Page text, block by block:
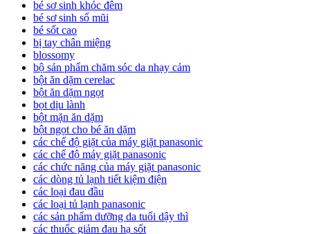
bé sơ sinh khóc đêm
bé sơ sinh sổ mũi
bé sốt cao
bị tay chân miệng
blossomy
bộ sản phẩm chăm sóc da nhạy cảm
bột ăn dặm cerelac
bột ăn dặm ngọt
bọt dịu lành
bột mặn ăn dặm
bột ngọt cho bé ăn dặm
các chế độ giặt của máy giặt panasonic
các chế độ máy giặt panasonic
các chức năng của máy giặt panasonic
các dòng tủ lạnh tiết kiệm điện
các loại đau đầu
các loại tủ lạnh panasonic
các sản phẩm dưỡng da tuổi dậy thì
các thuốc giảm đau hạ sốt